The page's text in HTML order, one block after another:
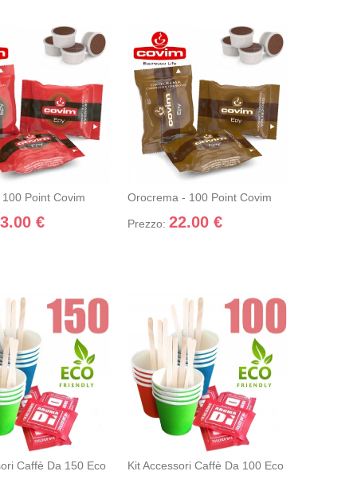
Point Covim
€
- 100 POINT COVIM
nel
+ Dettagli
Orocrema - 100 Point Covim
Prezzo:22.00 €
OROCREMA - 100 POINT COVIM
+ Aggiungi nel
carrello
+ Dettagli
Caffè Da 150 Eco
CAFFÈ DA 150 ECO
nel carrello
Kit Accessori Caffè Da 100 Eco
KIT ACCESSORI CAFFÈ DA 100 ECO
+ Aggiungi nel carrello